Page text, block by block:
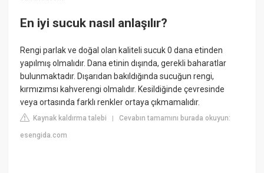
En iyi sucuk nasıl anlaşılır?
Rengi parlak ve doğal olan kaliteli sucuk 0 dana etinden
yapılmış olmalıdır. Dana etinin dışında, gerekli baharatlar
bulunmaktadır. Dışarıdan bakıldığında sucuğun rengi,
kırmızımsı kahverengi olmalıdır. Kesildiğinde çevresinde
veya ortasında farklı renkler ortaya çıkmamalıdır.
Kaynak kaldırma talebi |Cevabın tamamını burada okuyun:
esengida.com